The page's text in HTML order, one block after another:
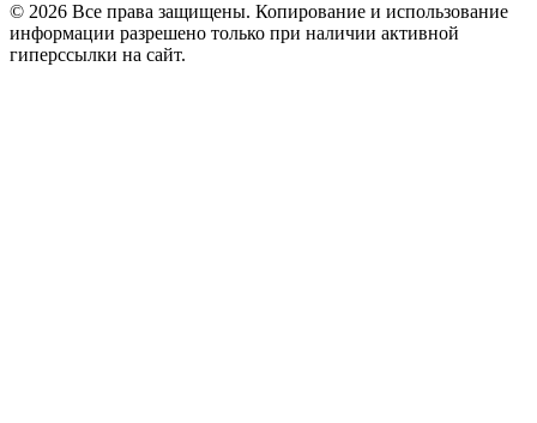
© 2026 Все права защищены. Копирование и использование
информации разрешено только при наличии активной
гиперссылки на сайт.